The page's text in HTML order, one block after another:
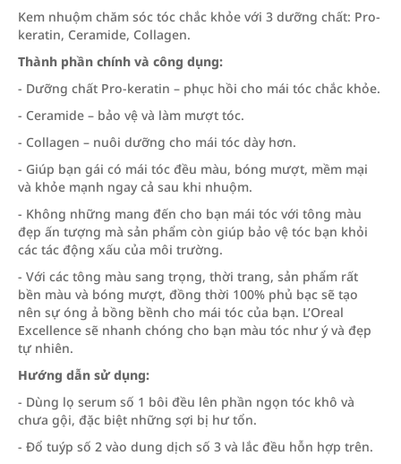
Kem nhuộm chăm sóc tóc chắc khỏe với 3 dưỡng chất: Pro-
keratin, Ceramide, Collagen.
Thành phần chính và công dụng:
- Dưỡng chất Pro-keratin – phục hồi cho mái tóc chắc khỏe.
- Ceramide – bảo vệ và làm mượt tóc.
- Collagen – nuôi dưỡng cho mái tóc dày hơn.
- Giúp bạn gái có mái tóc đều màu, bóng mượt, mềm mại
và khỏe mạnh ngay cả sau khi nhuộm.
- Không những mang đến cho bạn mái tóc với tông màu
đẹp ấn tượng mà sản phẩm còn giúp bảo vệ tóc bạn khỏi
các tác động xấu của môi trường.
- Với các tông màu sang trọng, thời trang, sản phẩm rất
bền màu và bóng mượt, đồng thời 100% phủ bạc sẽ tạo
nên sự óng ả bồng bềnh cho mái tóc của bạn. L’Oreal
Excellence sẽ nhanh chóng cho bạn màu tóc như ý và đẹp
tự nhiên.
Hướng dẫn sử dụng:
- Dùng lọ serum số 1 bôi đều lên phần ngọn tóc khô và
chưa gội, đặc biệt những sợi bị hư tổn.
- Đổ tuýp số 2 vào dung dịch số 3 và lắc đều hỗn hợp trên.